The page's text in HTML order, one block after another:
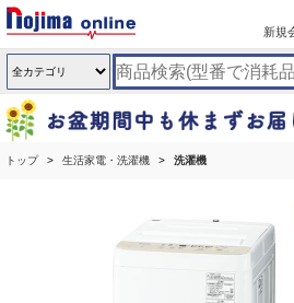
新規
トップ 生活家電・洗濯機 洗濯機